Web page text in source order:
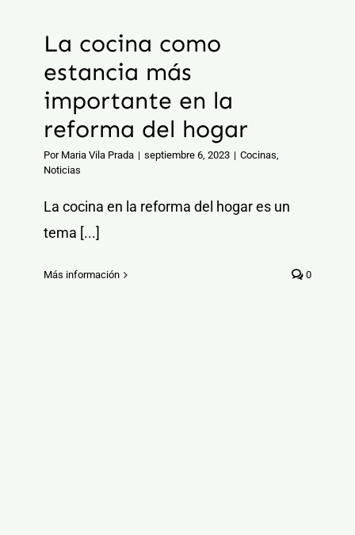
La cocina como
estancia más
importante en la
reforma del hogar
Por Maria Vila Prada | septiembre 6, 2023 | Cocinas,
Noticias
La cocina en la reforma del hogar es un
tema [...]
Más información 0